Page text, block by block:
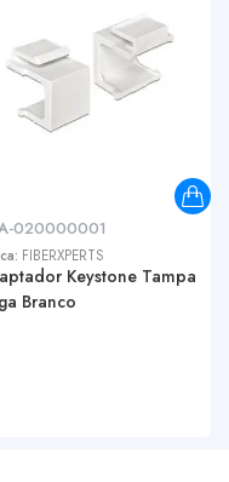
020000001
FIBERXPERTS
Keystone Tampa
Branco